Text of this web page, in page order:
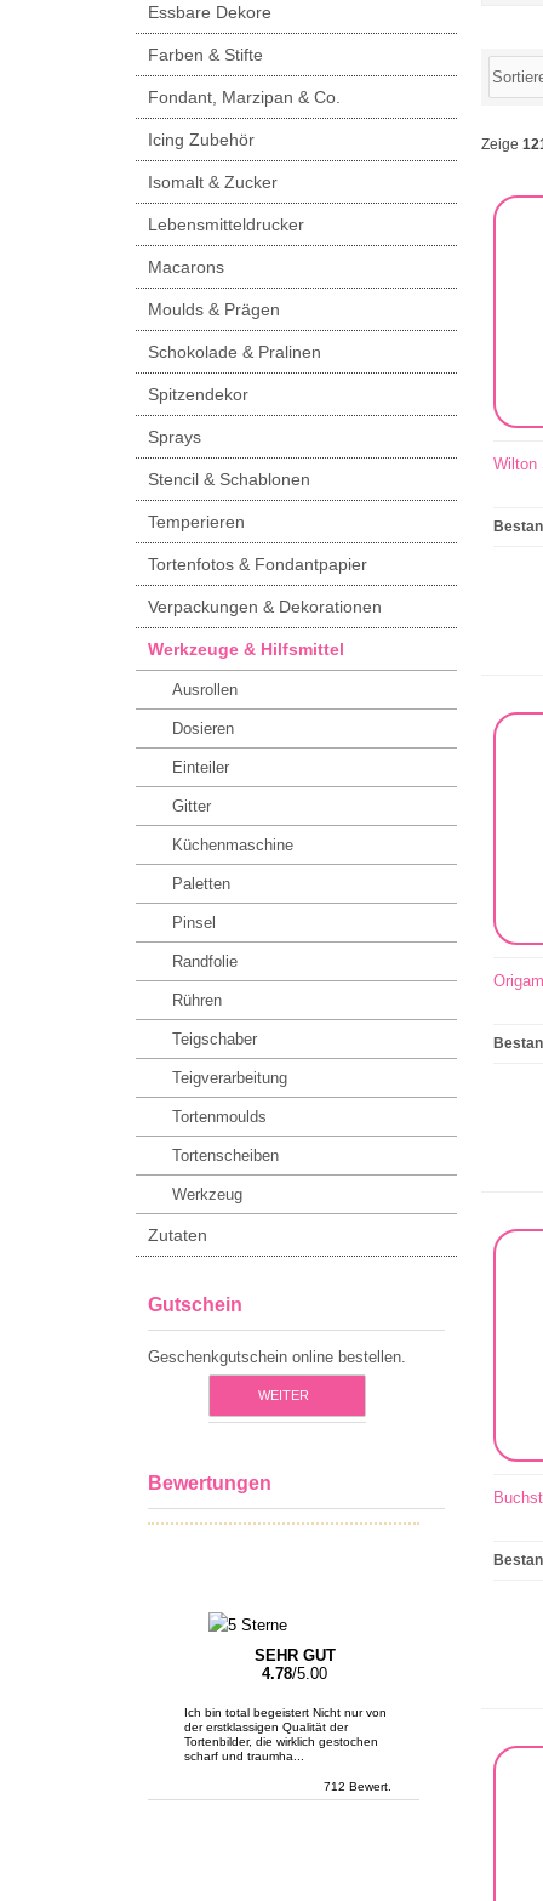
Zeige
Wilton
Essbare Dekore
Farben & Stifte
Fondant, Marzipan & Co.
Icing Zubehör
Isomalt & Zucker
Lebensmitteldrucker
Macarons
Moulds & Prägen
Schokolade & Pralinen
Spitzendekor
Sprays
Stencil & Schablonen
Temperieren
Tortenfotos & Fondantpapier
Verpackungen & Dekorationen
Werkzeuge & Hilfsmittel
Ausrollen
Dosieren
Einteiler
Gitter
Küchenmaschine
Paletten
Pinsel
Randfolie
Rühren
Teigschaber
Teigverarbeitung
Tortenmoulds
Tortenscheiben
Werkzeug
Zutaten
Gutschein
Geschenkgutschein online bestellen.
WEITER
Bewertungen
SEHR GUT
4.78/5.00
Ich bin total begeistert Nicht nur von
der erstklassigen Qualität der
Tortenbilder, die wirklich gestochen
scharf und traumha...
712 Bewert.